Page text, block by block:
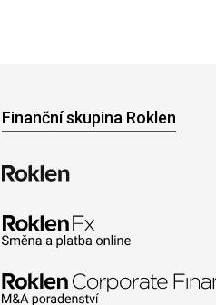
Finanční skupina Roklen